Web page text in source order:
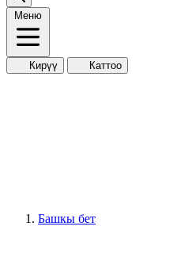
Меню
Кирүү Каттоо
Башкы бет